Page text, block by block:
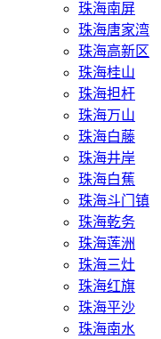
珠海南屏
珠海唐家湾
珠海高新区
珠海桂山
珠海担杆
珠海万山
珠海白藤
珠海井岸
珠海白蕉
珠海斗门镇
珠海乾务
珠海莲洲
珠海三灶
珠海红旗
珠海平沙
珠海南水